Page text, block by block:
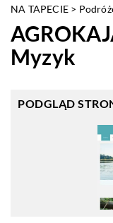
NA TAPECIE >
Myzyk
PODGLĄD